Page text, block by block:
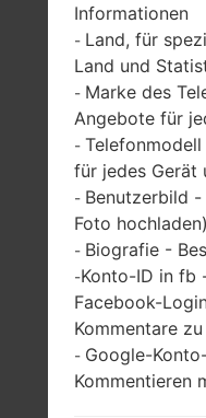
5.1 Zoll (~70.7%
Bildschirm zu
Körper
1440 x 2560 Pixel
(~577 Dichte der
Pixel pro Zoll)
138 gramm
unzen)
Informationen
- Land, für
Land und
- Marke des
Angebote für
-
für jedes Gerät
- Benutzerbild
Foto hochladen)
- Biografie -
-Konto-ID in fb
Facebook-
Kommentare
- Google-
Kommentieren